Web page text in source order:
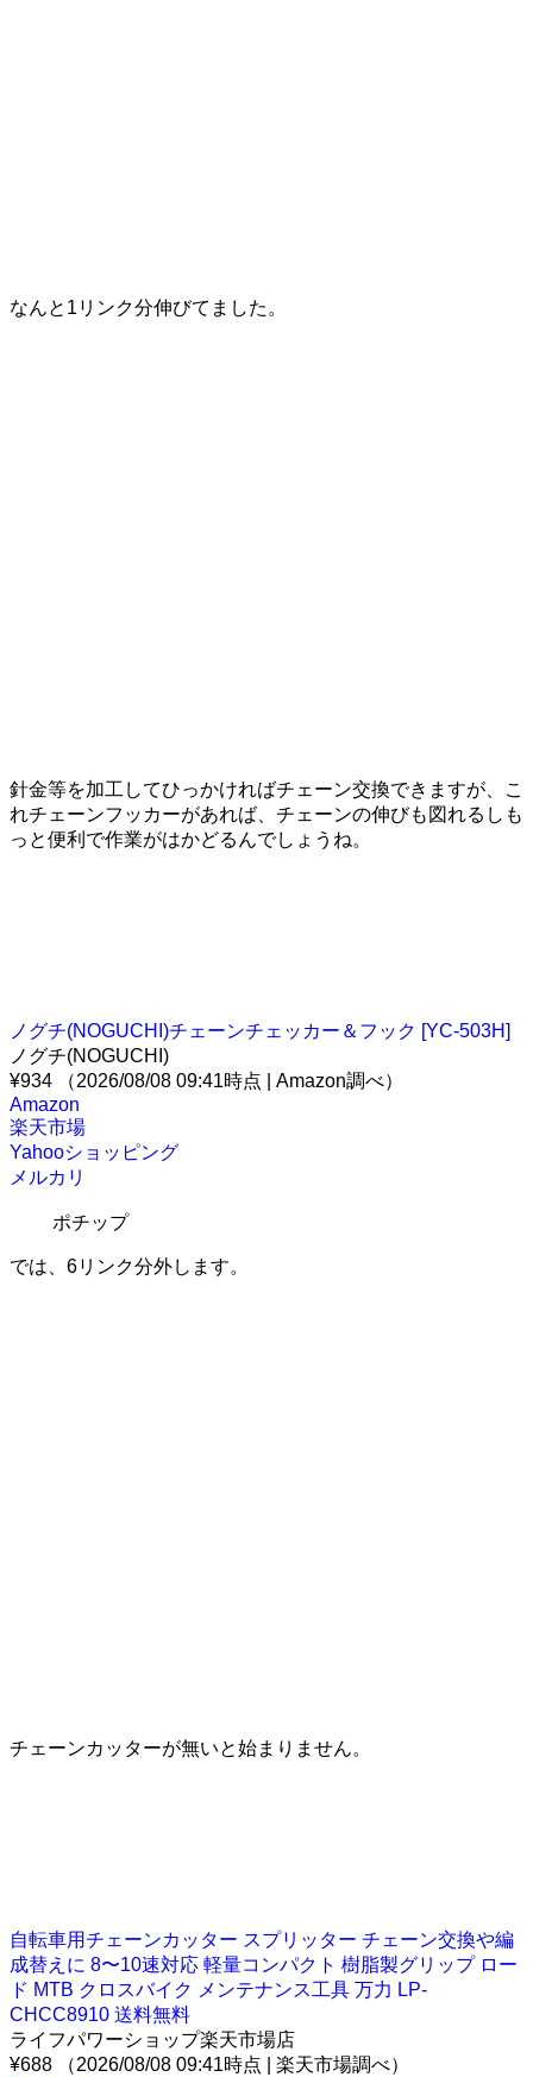
なんと1リンク分伸びてました。
針金等を加工してひっかければチェーン交換できますが、こ
れチェーンフッカーがあれば、チェーンの伸びも図れるしも
っと便利で作業がはかどるんでしょうね。
ノグチ(NOGUCHI)チェーンチェッカー＆フック [YC-503H]
ノグチ(NOGUCHI)
¥934
（2026/08/08 09:41時点 | Amazon調べ）
Amazon
楽天市場
Yahooショッピング
メルカリ
ポチップ
では、6リンク分外します。
チェーンカッターが無いと始まりません。
自転車用チェーンカッター スプリッター チェーン交換や編
成替えに 8〜10速対応 軽量コンパクト 樹脂製グリップ ロー
ド MTB クロスバイク メンテナンス工具 万力 LP-
CHCC8910 送料無料
ライフパワーショップ楽天市場店
¥688
（2026/08/08 09:41時点 | 楽天市場調べ）